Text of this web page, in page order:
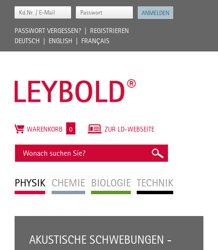
PASSWORT VERGESSEN?
REGISTRIEREN
DEUTSCH
ENGLISH FRANÇAIS
PHYSIK CHEMIE BIOLOGIE TECHNIK
ZUR LD-WEBSEITE
WARENKORB 0
AKUSTISCHE SCHWEBUNGEN -